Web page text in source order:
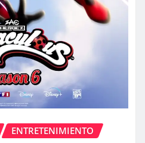
ENTRETENIMIENTO